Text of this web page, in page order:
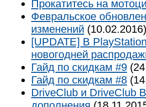
Прокатитесь на
Февральское
изменений (10.02.2016)
[UPDATE] В
новогодней
Гайд по скидкам #9
Гайд по скидкам #8
DriveClub и DriveClub